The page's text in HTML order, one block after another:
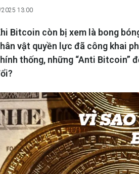
13:00
Bitcoin còn bị xem là bong
vật quyền lực đã công khai
thống, những “Anti Bitcoin”